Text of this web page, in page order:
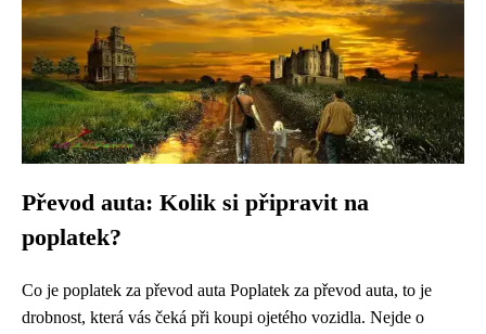
Převod auta: Kolik si připravit na
poplatek?
Co je poplatek za převod auta Poplatek za převod auta, to je
drobnost, která vás čeká při koupi ojetého vozidla. Nejde o